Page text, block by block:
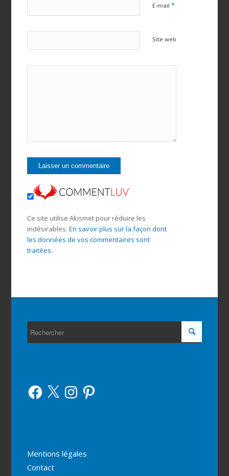
E-mail *
Site web
Ce site utilise Akismet pour réduire les
indésirables. En savoir plus sur la façon dont
les données de vos commentaires sont
traitées.
Facebook
X InstagramPinterest
Mentions légales
Contact